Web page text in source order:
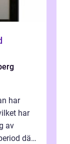
har
har
av
där